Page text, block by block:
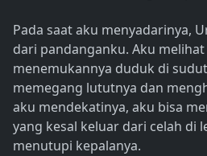
Pada saat aku menyadarinya,
dari pandanganku. Aku
menemukannya duduk di
memegang lututnya dan
aku mendekatinya, aku bisa
yang kesal keluar dari celah di
menutupi kepalanya.